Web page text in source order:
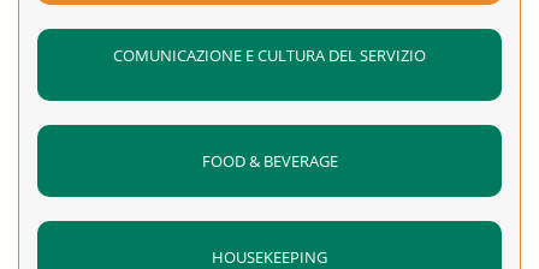
COMUNICAZIONE E CULTURA DEL SERVIZIO
FOOD & BEVERAGE
HOUSEKEEPING